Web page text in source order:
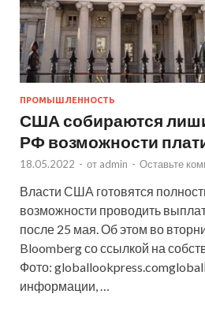
ПРОМЫШЛЕННОСТЬ
США собираются
РФ возможности
18.05.2022 - от admin - Оставьте
Власти США готовятся
возможности проводить
после 25 мая. Об этом во
Bloomberg со ссылкой на
Фото:
информации, …